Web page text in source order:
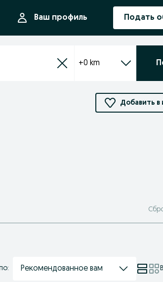
Ваш профиль Подать
+0 km
Добавить в
Рекомендованное вам